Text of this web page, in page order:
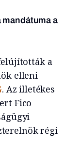
mandátuma a
a
elleni
. Az illetékes
Fico
régi